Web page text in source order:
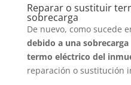
Reparar o sustituir
sobrecarga
De nuevo, como sucede
debido a una
termo eléctrico del
reparación o sustitución